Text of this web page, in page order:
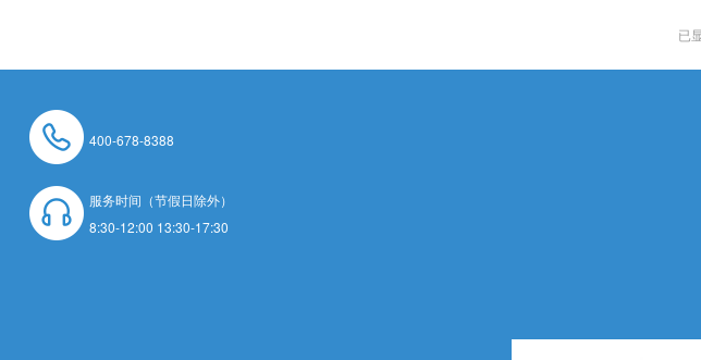
已
400-678-8388
服务时间（节假日除外）
8:30-12:00 13:30-17:30